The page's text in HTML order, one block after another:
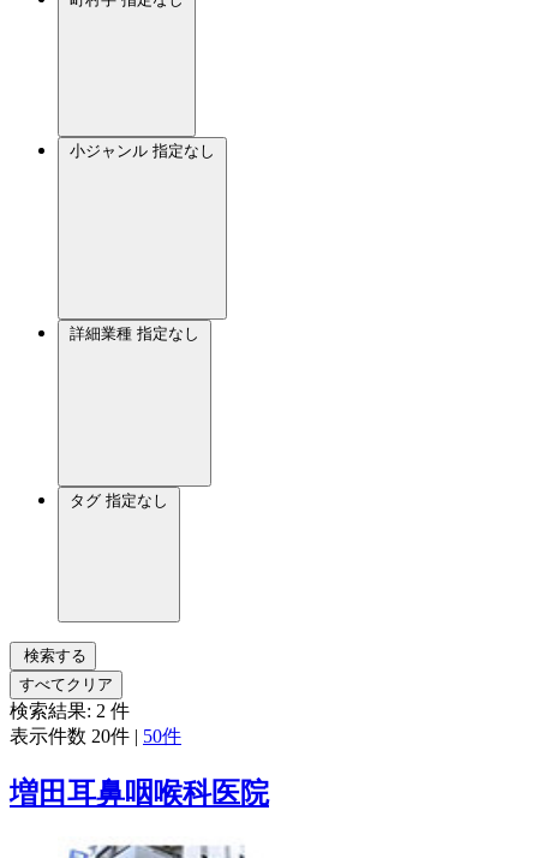
小ジャンル 指定なし
詳細業種 指定なし
タグ 指定なし
検索する
すべてクリア
検索結果: 2 件
表示件数 20件 | 50件
増田耳鼻咽喉科医院